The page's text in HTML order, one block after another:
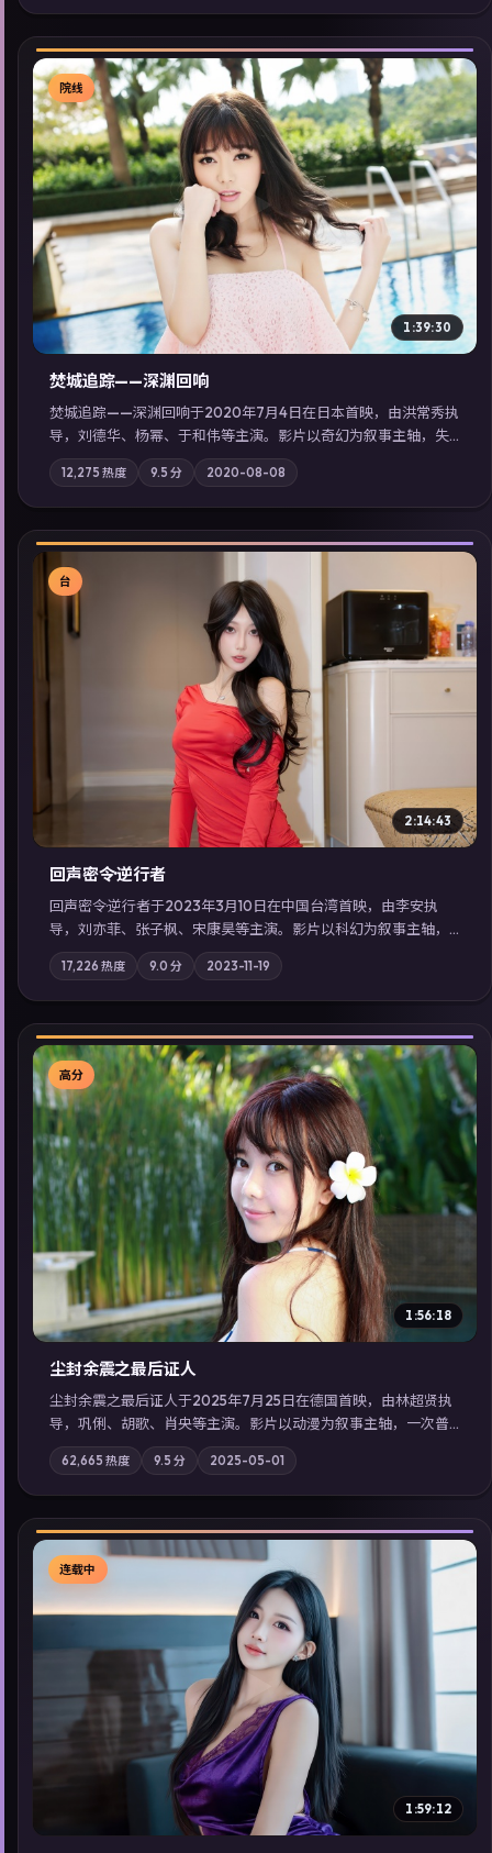
检索同类型高分佳作，畅享高清在线追剧体验。
▶
院线
1:39:30
焚城追踪——深渊回响
焚城追踪——深渊回响于2020年7月4日在日本首映，由洪常秀执
导，刘德华、杨幂、于和伟等主演。影片以奇幻为叙事主轴，失
踪人口档案牵出跨国灰色产业链；摄影与配乐强化地域气质；站
内亦可通过「国产免费观看高清电视剧在线看」延展检索同类型
高分佳作，畅享高清在线追剧体验。
12,275 热度 9.5 分 2020-08-08
▶
台
2:14:43
回声密令·逆行者
回声密令·逆行者于2023年3月10日在中国台湾首映，由李安执
导，刘亦菲、张子枫、宋康昊等主演。影片以科幻为叙事主轴，
一场意外将众人卷入不可撤回的连锁反应；摄影与配乐强化地域
气质；站内亦可通过「国产免费观看高清电视剧在线看」延展检
索同类型高分佳作，畅享高清在线追剧体验。
17,226 热度 9.0 分 2023-11-19
▶
高分
1:56:18
尘封余震之最后证人
尘封余震之最后证人于2025年7月25日在德国首映，由林超贤执
导，巩俐、胡歌、肖央等主演。影片以动漫为叙事主轴，一次普
通通勤演变成全城关注的生死营救；摄影与配乐强化地域气质；
站内亦可通过「国产免费观看高清电视剧在线看」延展检索同类
型高分佳作，畅享高清在线追剧体验。
62,665 热度 9.5 分 2025-05-01
▶
连载中
1:59:12